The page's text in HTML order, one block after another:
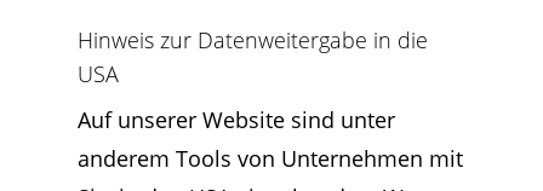
Hinweis zur Datenweitergabe in die
USA
Auf unserer Website sind unter
anderem Tools von Unternehmen mit